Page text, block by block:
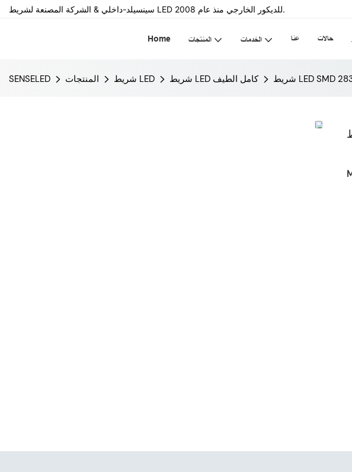
سينسيلد-داخلي & الشركة المصنعة لشريط LED للديكور الخارجي منذ عام 2008.
Home المنتجات الخدمات عنا حالات
SENSELED المنتجات شريط LED شريط LED كامل الطيف